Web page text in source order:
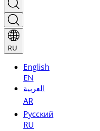
RU
English
EN
العربية
AR
Русский
RU